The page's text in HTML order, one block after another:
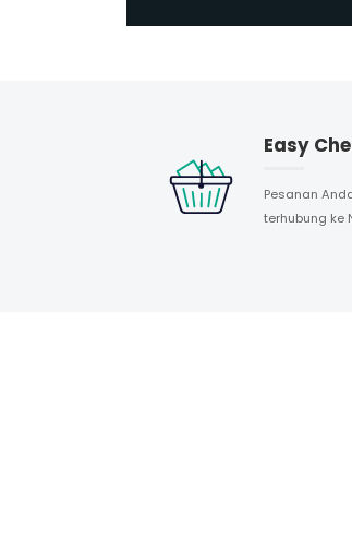
Easy
Pesanan
terhubung ke